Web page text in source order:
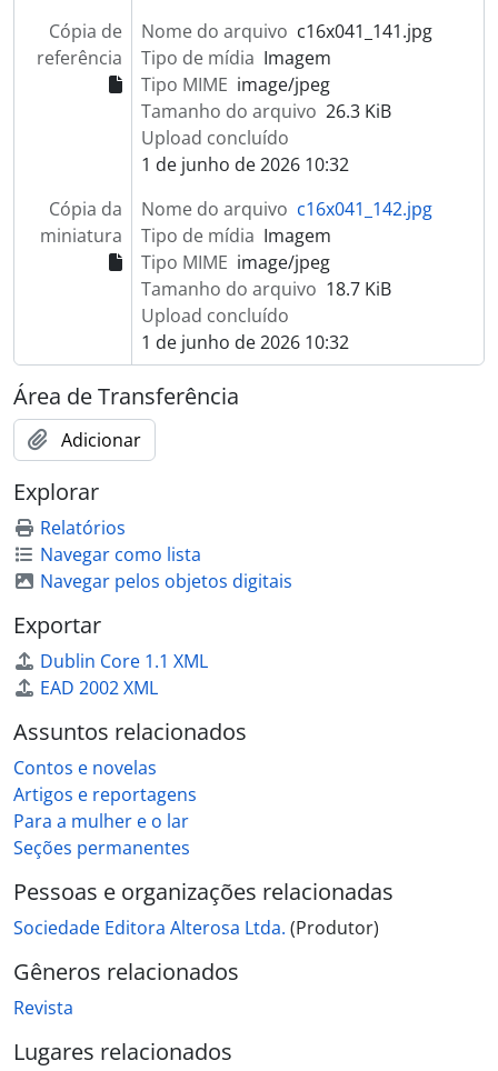
Cópia de
referência
Nome do arquivo c16x041_141.jpg
Tipo de mídia Imagem
Tipo MIME image/jpeg
Tamanho do arquivo 26.3 KiB
Upload concluído
1 de junho de 2026 10:32
Cópia da
miniatura
Nome do arquivo c16x041_142.jpg
Tipo de mídia Imagem
Tipo MIME image/jpeg
Tamanho do arquivo 18.7 KiB
Upload concluído
1 de junho de 2026 10:32
Área de Transferência
Adicionar
Explorar
Relatórios
Navegar como lista
Navegar pelos objetos digitais
Exportar
Dublin Core 1.1 XML
EAD 2002 XML
Assuntos relacionados
Contos e novelas
Artigos e reportagens
Para a mulher e o lar
Seções permanentes
Pessoas e organizações relacionadas
Sociedade Editora Alterosa Ltda. (Produtor)
Gêneros relacionados
Revista
Lugares relacionados